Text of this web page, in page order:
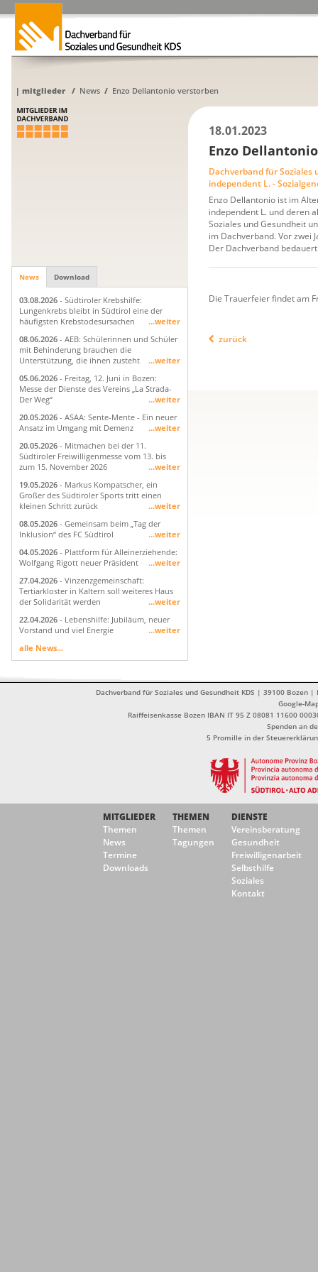
| mitglieder/ News/ Enzo Dellantonio verstorben
News Download
03.08.2026 - Südtiroler Krebshilfe:
Lungenkrebs bleibt in Südtirol eine der
häufigsten Krebstodesursachen
...weiter
08.06.2026 - AEB: Schülerinnen und Schüler
mit Behinderung brauchen die
Unterstützung, die ihnen zusteht
...weiter
05.06.2026 - Freitag, 12. Juni in Bozen:
Messe der Dienste des Vereins „La Strada-
Der Weg“
...weiter
20.05.2026 - ASAA: Sente-Mente - Ein neuer
Ansatz im Umgang mit Demenz
...weiter
20.05.2026 - Mitmachen bei der 11.
Südtiroler Freiwilligenmesse vom 13. bis
zum 15. November 2026
...weiter
19.05.2026 - Markus Kompatscher, ein
Großer des Südtiroler Sports tritt einen
kleinen Schritt zurück
...weiter
08.05.2026 - Gemeinsam beim „Tag der
Inklusion“ des FC Südtirol
...weiter
04.05.2026 - Plattform für Alleinerziehende:
Wolfgang Rigott neuer Präsident
...weiter
27.04.2026 - Vinzenzgemeinschaft:
Tertiarkloster in Kaltern soll weiteres Haus
der Solidarität werden
...weiter
22.04.2026 - Lebenshilfe: Jubiläum, neuer
Vorstand und viel Energie
...weiter
alle News...
18.01.2023
Enzo
Dachverband für Soziales
independent L. -
Enzo Dellantonio ist im
independent L. und deren
Soziales und Gesundheit
im Dachverband. Vor zwei
Der Dachverband
Die Trauerfeier findet am
zurück
Dachverband für Soziales und Gesundheit KDS | 39100
Google-
Raiffeisenkasse Bozen IBAN IT 95 Z 08081 11600
Spenden an
5 Promille in der
MITGLIEDER
Themen
News
Termine
Downloads
THEMEN
Themen
Tagungen
DIENSTE
Vereinsberatung
Gesundheit
Freiwilligenarbeit
Selbsthilfe
Soziales
Kontakt